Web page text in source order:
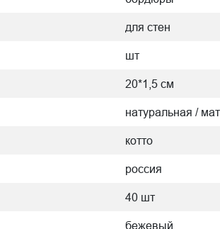
для стен
шт
20*1,5 см
натуральная /
котто
россия
40 шт
бежевый